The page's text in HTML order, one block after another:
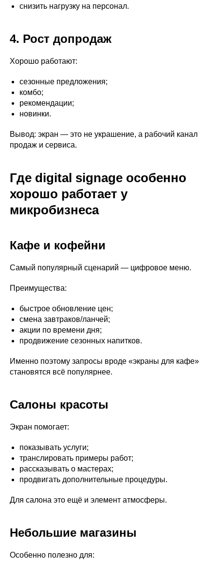
снизить нагрузку на персонал.
4. Рост допродаж
Хорошо работают:
сезонные предложения;
комбо;
рекомендации;
новинки.
Вывод: экран — это не украшение, а рабочий канал
продаж и сервиса.
Где digital signage особенно
хорошо работает у
микробизнеса
Кафе и кофейни
Самый популярный сценарий — цифровое меню.
Преимущества:
быстрое обновление цен;
смена завтраков/ланчей;
акции по времени дня;
продвижение сезонных напитков.
Именно поэтому запросы вроде «экраны для кафе»
становятся всё популярнее.
Салоны красоты
Экран помогает:
показывать услуги;
транслировать примеры работ;
рассказывать о мастерах;
продвигать дополнительные процедуры.
Для салона это ещё и элемент атмосферы.
Небольшие магазины
Особенно полезно для: